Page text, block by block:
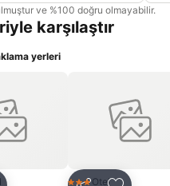
ve %100 doğru olmayabilir.
karşılaştır
yerleri
Otel